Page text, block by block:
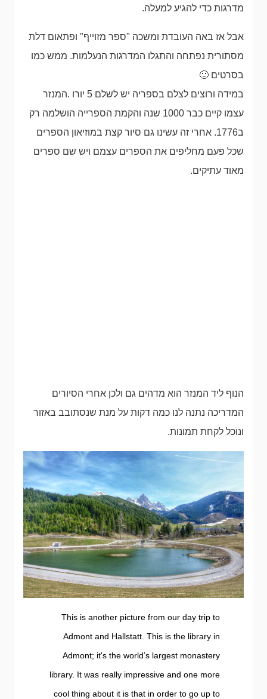
מדרגות כדי להגיע למעלה.
אבל אז באה העובדת ומשכה "ספר מזוייף" ופתאום דלת
מסתורית נפתחה והתגלו המדרגות הנעלמות. ממש כמו
בסרטים 🙂
במידה ורוצים לצלם בספריה יש לשלם 5 יורו .המנזר
עצמו קיים כבר 1000 שנה והקמת הספרייה הושלמה רק
ב1776. אחרי זה עשינו גם סיור קצת במוזיאון הספרים
שכל פעם מחליפים את הספרים עצמם ויש שם ספרים
מאוד עתיקים.
הנוף ליד המנזר הוא מדהים גם ולכן אחרי הסיורים
המדריכה נתנה לנו כמה דקות על מנת שנסתובב באזור
ונוכל לקחת תמונות.
This is another picture from our day trip to
Admont and Hallstatt. This is the library in
Admont; it's the world’s largest monastery
library. It was really impressive and one more
cool thing about it is that in order to go up to